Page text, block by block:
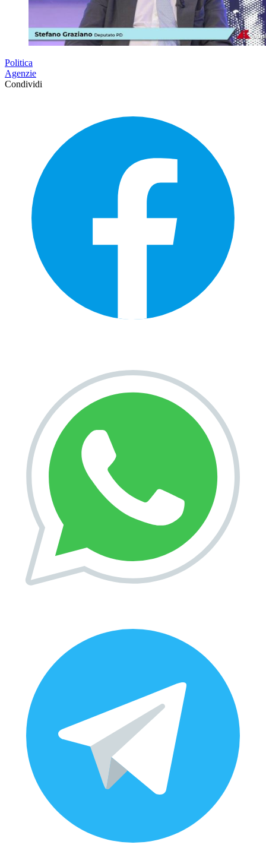
Politica
Agenzie
Condividi